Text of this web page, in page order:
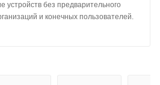
устройств без предварительного
и конечных пользователей.